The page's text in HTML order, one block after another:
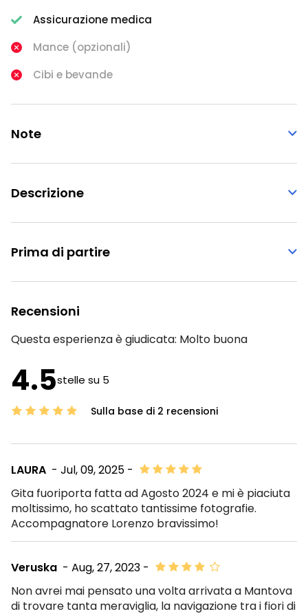
Assicurazione medica
Mance (opzionali)
Cibi e bevande
Note
Descrizione
Prima di partire
Recensioni
Questa esperienza è giudicata: Molto buona
4.5stelle su 5
Sulla base di 2 recensioni
- Jul, 09, 2025 -
LAURA
Gita fuoriporta fatta ad Agosto 2024 e mi è piaciuta
moltissimo, ho scattato tantissime fotografie.
Accompagnatore Lorenzo bravissimo!
- Aug, 27, 2023 -
Veruska
Non avrei mai pensato una volta arrivata a Mantova
di trovare tanta meraviglia, la navigazione tra i fiori di